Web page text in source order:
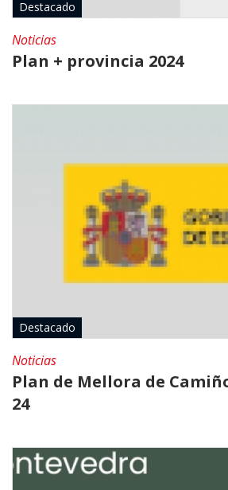
Destacado
Noticias
Plan + provincia 2024
Destacado
Noticias
Plan de Mellora de
24